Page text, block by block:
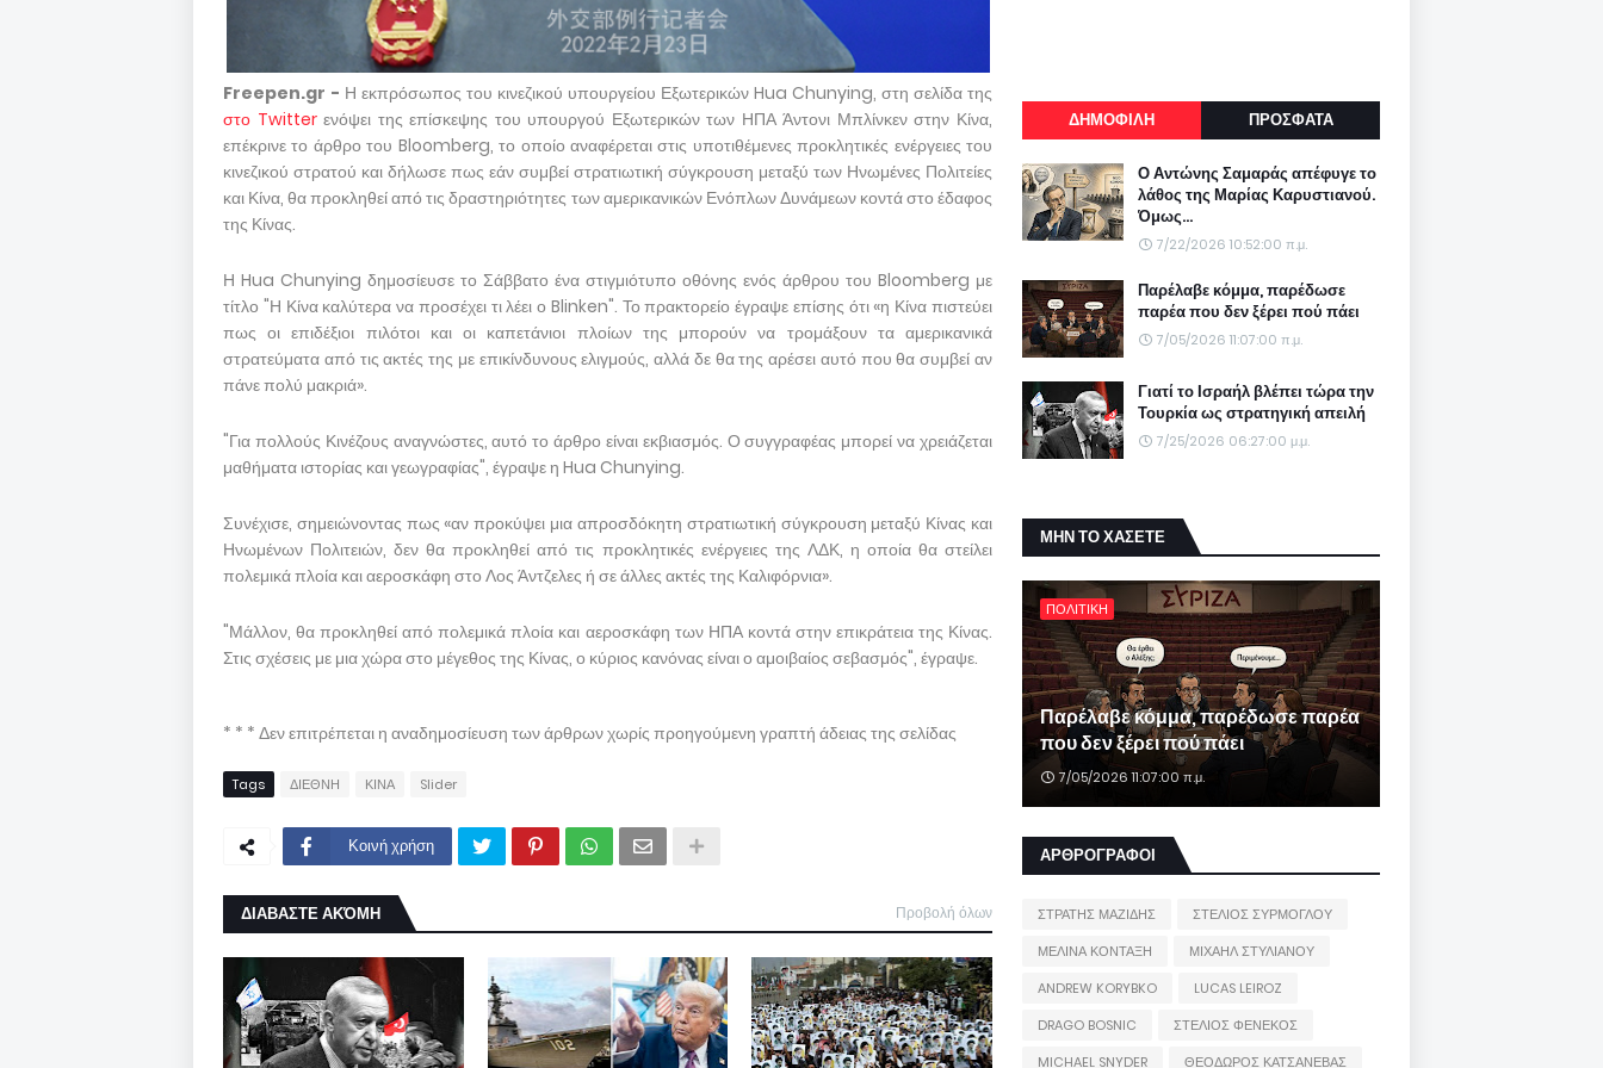
Freepen.gr - Η εκπρόσωπος του κινεζικού υπουργείου Εξωτερικών Hua Chunying, στη σελίδα της
στο Twitterενόψει της επίσκεψης του υπουργού Εξωτερικών των ΗΠΑ Άντονι Μπλίνκεν στην Κίνα,
επέκρινε το άρθρο του Bloomberg, το οποίο αναφέρεται στις υποτιθέμενες προκλητικές ενέργειες του
κινεζικού στρατού και δήλωσε πως εάν συμβεί στρατιωτική σύγκρουση μεταξύ των Ηνωμένες Πολιτείες
και Κίνα, θα προκληθεί από τις δραστηριότητες των αμερικανικών Ενόπλων Δυνάμεων κοντά στο έδαφος
της Κίνας.
Η Hua Chunying δημοσίευσε το Σάββατο ένα στιγμιότυπο οθόνης ενός άρθρου του Bloomberg με
τίτλο "Η Κίνα καλύτερα να προσέχει τι λέει ο Blinken". Το πρακτορείο έγραψε επίσης ότι «η Κίνα πιστεύει
πως οι επιδέξιοι πιλότοι και οι καπετάνιοι πλοίων της μπορούν να τρομάξουν τα αμερικανικά
στρατεύματα από τις ακτές της με επικίνδυνους ελιγμούς, αλλά δε θα της αρέσει αυτό που θα συμβεί αν
πάνε πολύ μακριά».
"Για πολλούς Κινέζους αναγνώστες, αυτό το άρθρο είναι εκβιασμός. Ο συγγραφέας μπορεί να χρειάζεται
μαθήματα ιστορίας και γεωγραφίας", έγραψε η Hua Chunying.
Συνέχισε, σημειώνοντας πως «αν προκύψει μια απροσδόκητη στρατιωτική σύγκρουση μεταξύ Κίνας και
Ηνωμένων Πολιτειών, δεν θα προκληθεί από τις προκλητικές ενέργειες της ΛΔΚ, η οποία θα στείλει
πολεμικά πλοία και αεροσκάφη στο Λος Άντζελες ή σε άλλες ακτές της Καλιφόρνια».
"Μάλλον, θα προκληθεί από πολεμικά πλοία και αεροσκάφη των ΗΠΑ κοντά στην επικράτεια της Κίνας.
Στις σχέσεις με μια χώρα στο μέγεθος της Κίνας, ο κύριος κανόνας είναι ο αμοιβαίος σεβασμός", έγραψε.
* * * Δεν επιτρέπεται η αναδημοσίευση των άρθρων χωρίς προηγούμενη γραπτή άδειας της σελίδας
Tags ΔΙΕΘΝΗ ΚΙΝΑ Slider
Κοινή χρήση
ΔΙΑΒΑΣΤΕ ΑΚΌΜΗ Προβολή όλων
ΔΗΜΟΦΙΛΗ ΠΡΟΣΦΑΤΑ
Ο Αντώνης Σαμαράς απέφυγε το
λάθος της Μαρίας Καρυστιανού.
Όμως...
7/22/2026 10:52:00 π.μ.
Παρέλαβε κόμμα, παρέδωσε
παρέα που δεν ξέρει πού πάει
7/05/2026 11:07:00 π.μ.
Γιατί το Ισραήλ βλέπει τώρα την
Τουρκία ως στρατηγική απειλή
7/25/2026 06:27:00 μ.μ.
ΜΗΝ ΤΟ ΧΑΣΕΤΕ
ΠΟΛΙΤΙΚΗ
Παρέλαβε κόμμα, παρέδωσε παρέα
που δεν ξέρει πού πάει
7/05/2026 11:07:00 π.μ.
ΑΡΘΡΟΓΡΑΦΟΙ
ΣΤΡΑΤΗΣ ΜΑΖΙΔΗΣ
ΣΤΕΛΙΟΣ ΣΥΡΜΟΓΛΟΥ
ΜΕΛΙΝΑ ΚΟΝΤΑΞΗ
ΜΙΧΑΗΛ ΣΤΥΛΙΑΝΟΥ
ANDREW KORYBKO
LUCAS LEIROZ
DRAGO BOSNIC
ΣΤΕΛΙΟΣ ΦΕΝΕΚΟΣ
MICHAEL SNYDER
ΘΕΟΔΩΡΟΣ ΚΑΤΣΑΝΕΒΑΣ